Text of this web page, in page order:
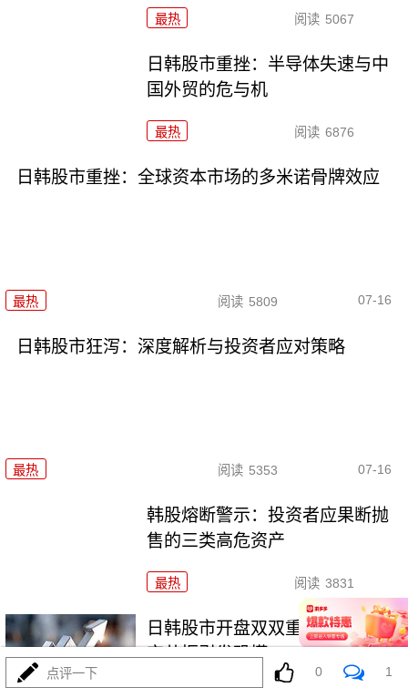
最热 阅读 5067
日韩股市重挫：半导体失速与中
国外贸的危与机
最热 阅读 6876
日韩股市重挫：全球资本市场的多米诺骨牌效应
最热 阅读 5809 07-16
日韩股市狂泻：深度解析与投资者应对策略
最热 阅读 5353 07-16
韩股熔断警示：投资者应果断抛
售的三类高危资产
最热 阅读 3831
日韩股市开盘双双重挫，多重利
空共振引发恐慌
点评一下 0 1